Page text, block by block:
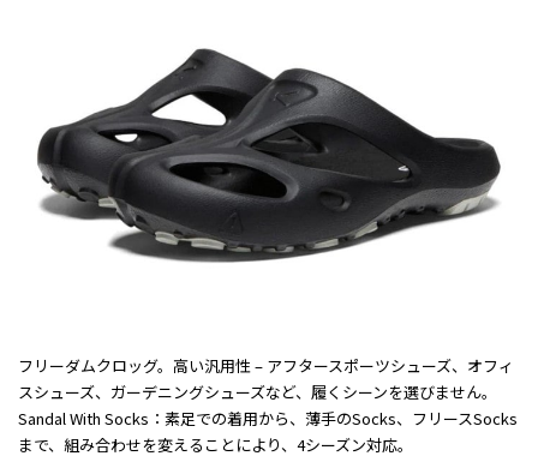
フリーダムクロッグ。高い汎用性 – アフタースポーツシューズ、オフィ
スシューズ、ガーデニングシューズなど、履くシーンを選びません。
Sandal With Socks：素足での着用から、薄手のSocks、フリースSocks
まで、組み合わせを変えることにより、4シーズン対応。